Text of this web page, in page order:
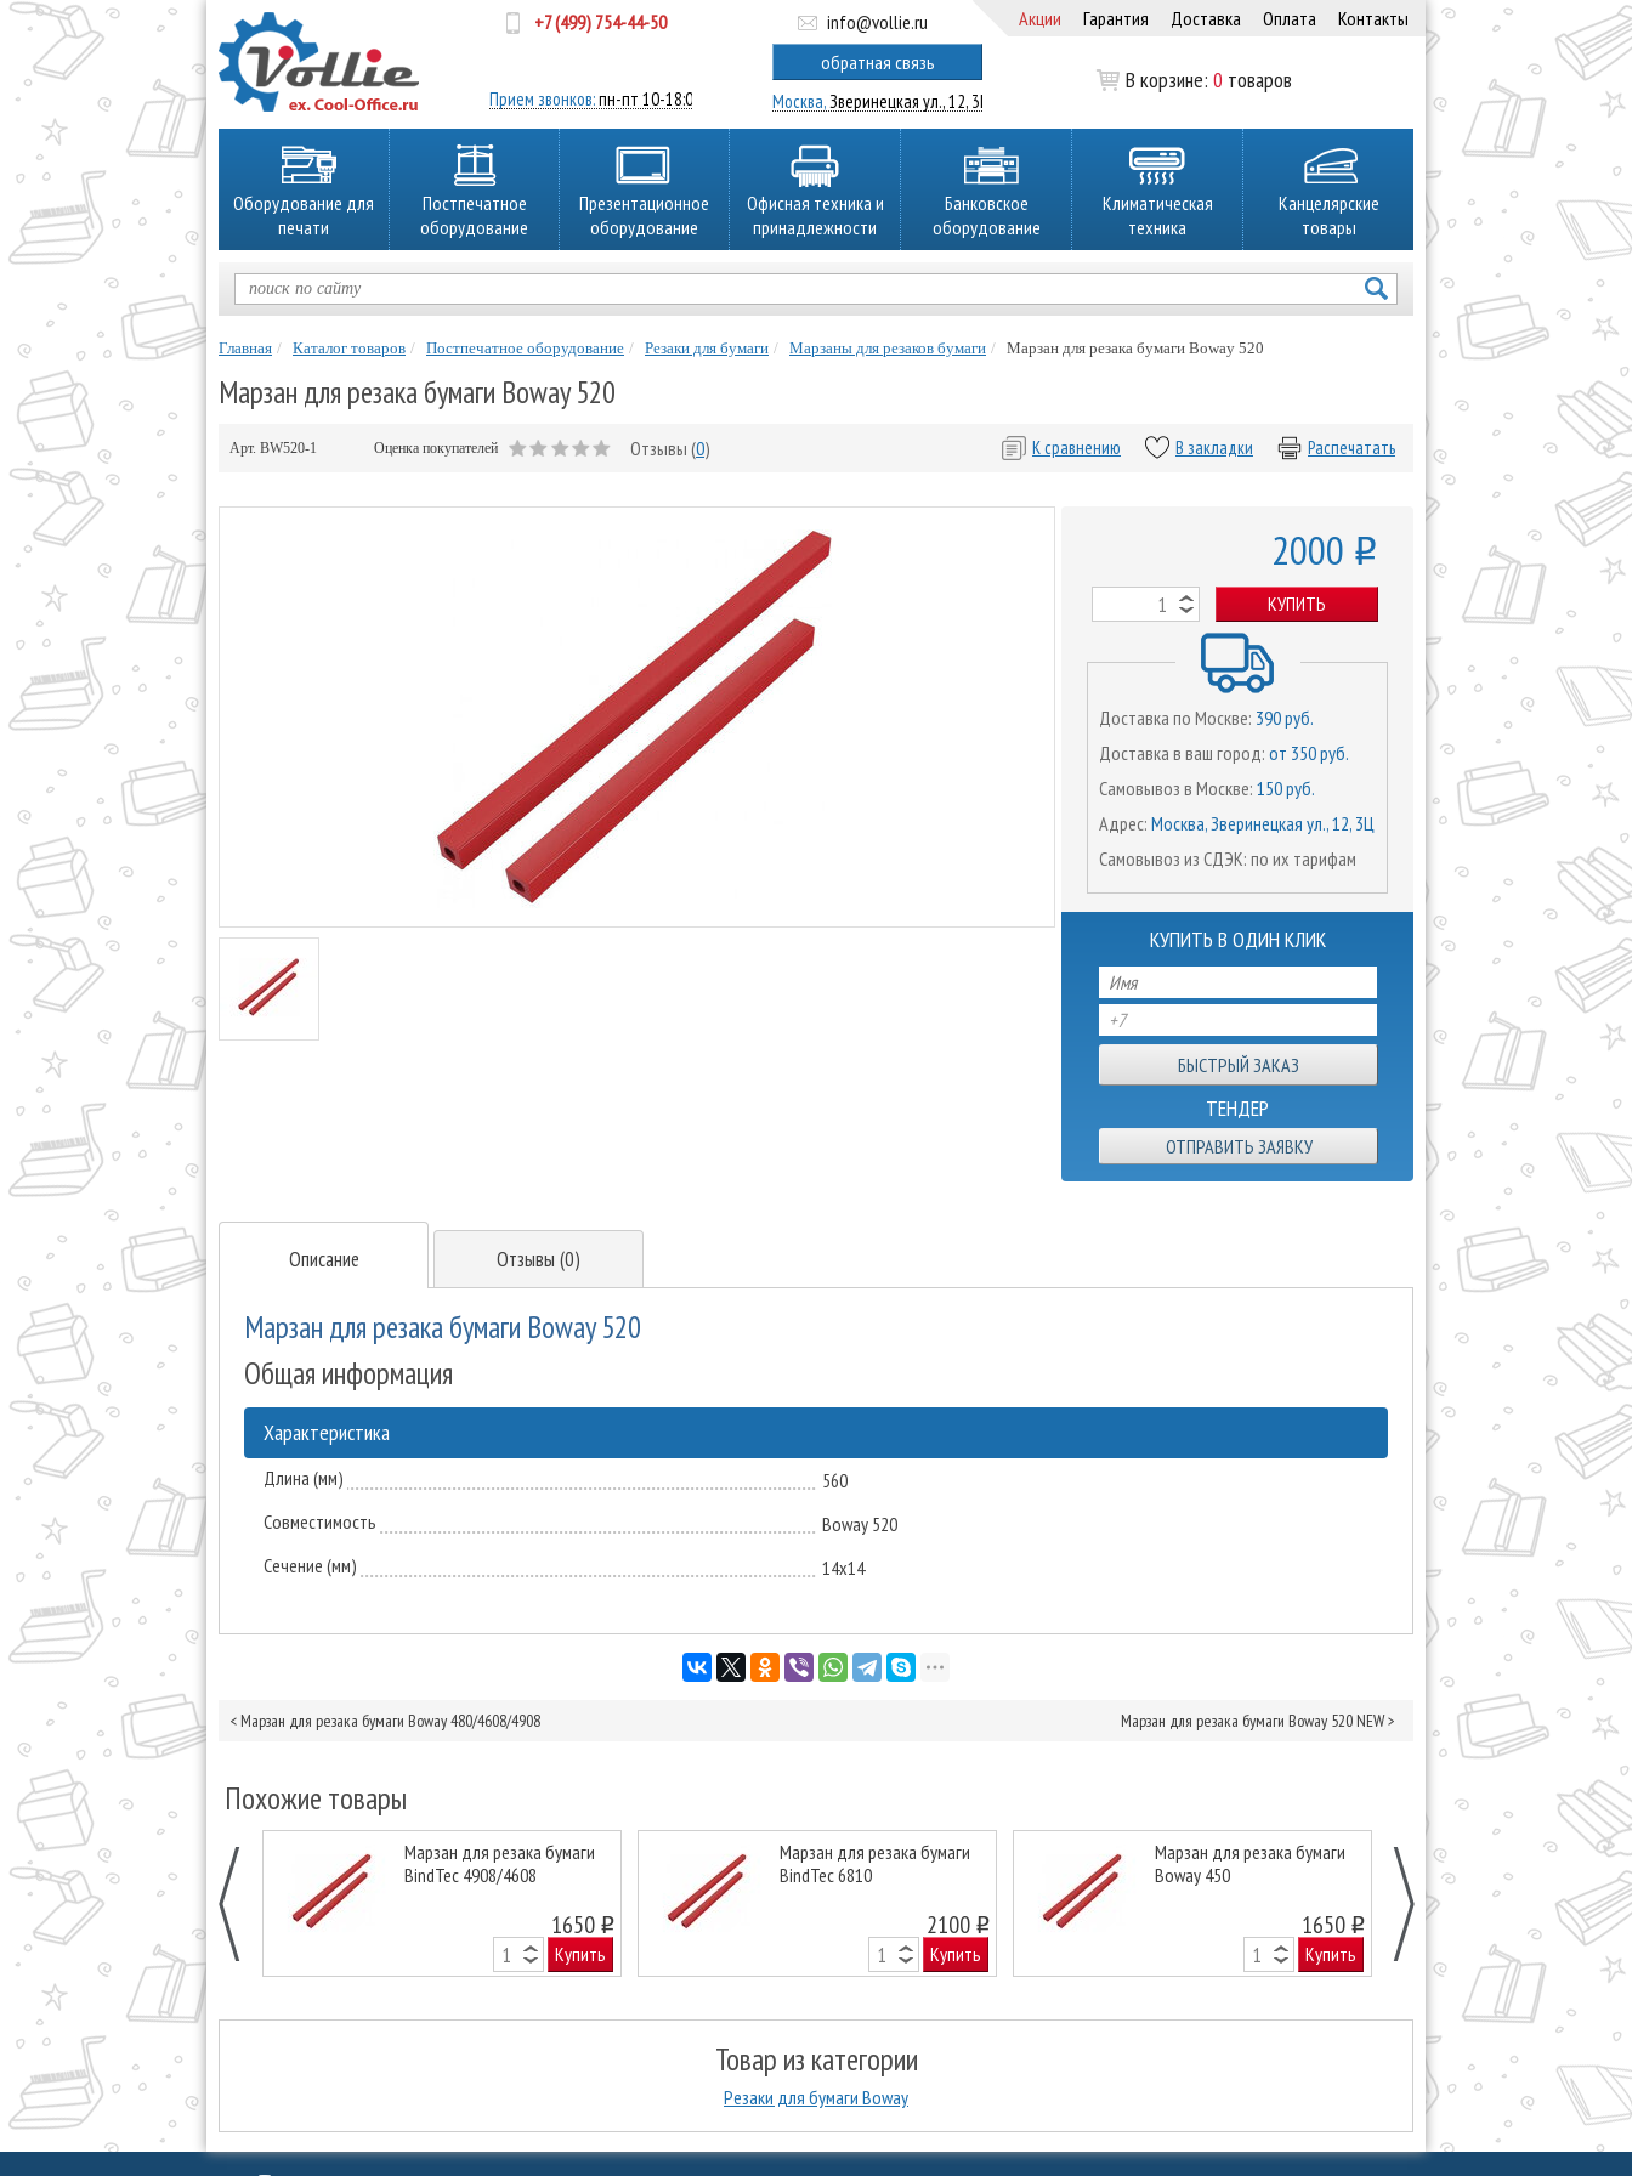
+7 (499) 754-44-50
Прием звонков:пн-пт 10-18:00
info@vollie.ru
обратная связь
Москва,Зверинецкая ул., 12, 3Ц
Акции Гарантия Доставка Оплата Контакты
В корзине:0 товаров
Оборудование для
печати
Постпечатное
оборудование
Презентационное
оборудование
Офисная техника и
принадлежности
Банковское
оборудование
Климатическая
техника
Канцелярские
товары
Главная Каталог товаров Постпечатное оборудование Резаки для бумаги Марзаны для резаков бумаги Марзан для резака бумаги Boway 520
Марзан для резака бумаги Boway 520
Арт. BW520-1 Оценка покупателей Отзывы (0) Распечатать
В закладки
К сравнению
2000 o
КУПИТЬ
Доставка по Москве: 390 руб.
Доставка в ваш город: от 350 руб.
Самовывоз в Москве: 150 руб.
Адрес: Москва, Зверинецкая ул., 12, 3Ц
Самовывоз из СДЭК: по их тарифам
КУПИТЬ В ОДИН КЛИК
ТЕНДЕР
ОТПРАВИТЬ ЗАЯВКУ
Описание Отзывы (0)
Марзан для резака бумаги Boway 520
Общая информация
Характеристика
Длина (мм)
560
Совместимость
Boway 520
Сечение (мм)
14x14
< Марзан для резака бумаги Boway 480/4608/4908 Марзан для резака бумаги Boway 520 NEW>
Похожие товары
Марзан для резака бумаги
BindTec 4908/4608
1650 o
Купить
Марзан для резака бумаги
BindTec 6810
2100 o
Купить
Марзан для резака бумаги
Boway 450
1650 o
Купить
Марзан для
Boway 450
Товар из категории
Резаки для бумаги Boway